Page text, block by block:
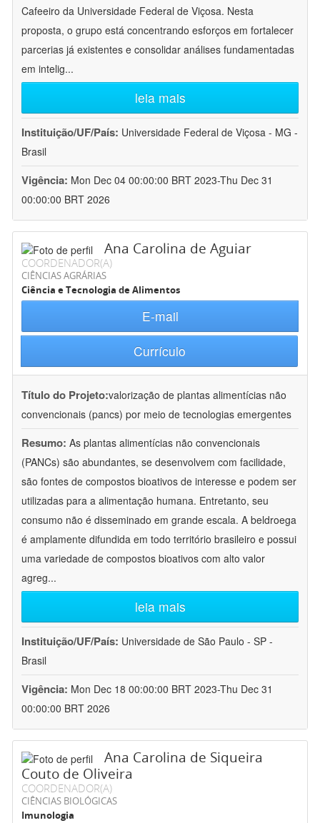
Cafeeiro da Universidade Federal de Viçosa. Nesta
proposta, o grupo está concentrando esforços em fortalecer
parcerias já existentes e consolidar análises fundamentadas
em intelig...
leia mais
Instituição/UF/País: Universidade Federal de Viçosa - MG -
Brasil
Vigência: Mon Dec 04 00:00:00 BRT 2023-Thu Dec 31
00:00:00 BRT 2026
Ana Carolina de Aguiar
COORDENADOR(A)
CIÊNCIAS AGRÁRIAS
Ciência e Tecnologia de Alimentos
E-mail
Currículo
Título do Projeto:valorização de plantas alimentícias não
convencionais (pancs) por meio de tecnologias emergentes
Resumo: As plantas alimentícias não convencionais
(PANCs) são abundantes, se desenvolvem com facilidade,
são fontes de compostos bioativos de interesse e podem ser
utilizadas para a alimentação humana. Entretanto, seu
consumo não é disseminado em grande escala. A beldroega
é amplamente difundida em todo território brasileiro e possui
uma variedade de compostos bioativos com alto valor
agreg...
leia mais
Instituição/UF/País: Universidade de São Paulo - SP -
Brasil
Vigência: Mon Dec 18 00:00:00 BRT 2023-Thu Dec 31
00:00:00 BRT 2026
Ana Carolina de Siqueira
Couto de Oliveira
COORDENADOR(A)
CIÊNCIAS BIOLÓGICAS
Imunologia